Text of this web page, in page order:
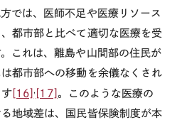
では、医師不足や医療リソース
都市部と比べて適切な医療を受
これは、離島や山間部の住民が
都市部への移動を余儀なくされ
[16], [17] 。このような医療の
地域差は、国民皆保険制度が本